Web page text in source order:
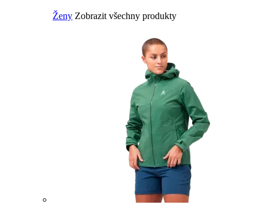
Ženy Zobrazit všechny produkty